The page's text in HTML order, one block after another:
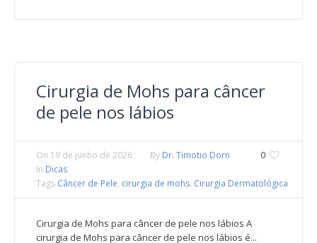
Cirurgia de Mohs para câncer
de pele nos lábios
0
On 19 de junho de 2026 By Dr. Timotio Dorn
In Dicas
Tags Câncer de Pele, cirurgia de mohs, Cirurgia Dermatológica
Cirurgia de Mohs para câncer de pele nos lábios A
cirurgia de Mohs para câncer de pele nos lábios é...